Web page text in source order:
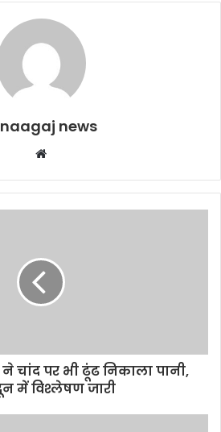
news
Website
चांद पर भी ढूंढ निकाला पानी,
में विश्लेषण जारी